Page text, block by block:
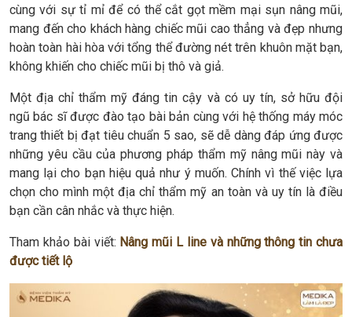
cùng với sự tỉ mỉ để có thể cắt gọt mềm mại sụn nâng mũi,
mang đến cho khách hàng chiếc mũi cao thẳng và đẹp nhưng
hoàn toàn hài hòa với tổng thể đường nét trên khuôn mặt bạn,
không khiến cho chiếc mũi bị thô và giả.
Một địa chỉ thẩm mỹ đáng tin cậy và có uy tín, sở hữu đội
ngũ bác sĩ được đào tạo bài bản cùng với hệ thống máy móc
trang thiết bị đạt tiêu chuẩn 5 sao, sẽ dễ dàng đáp ứng được
những yêu cầu của phương pháp thẩm mỹ nâng mũi này và
mang lại cho bạn hiệu quả như ý muốn. Chính vì thế việc lựa
chọn cho mình một địa chỉ thẩm mỹ an toàn và uy tín là điều
bạn cần cân nhắc và thực hiện.
Tham khảo bài viết: Nâng mũi L line và những thông tin chưa
được tiết lộ